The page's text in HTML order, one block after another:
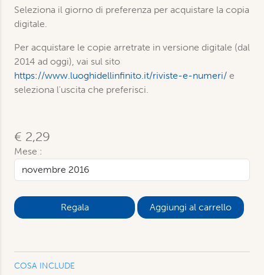
Seleziona il giorno di preferenza per acquistare la copia
digitale.
Per acquistare le copie arretrate in versione digitale (dal
2014 ad oggi), vai sul sito
https://www.luoghidellinfinito.it/riviste-e-numeri/ e
seleziona l'uscita che preferisci.
€ 2,29
Mese :
Aggiungi al carrello
COSA INCLUDE